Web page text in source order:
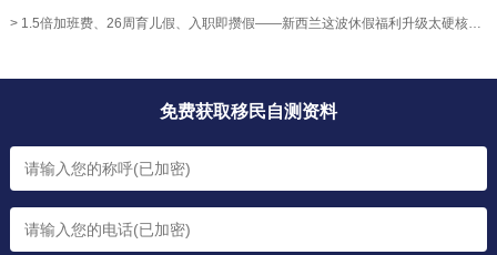
> 1.5倍加班费、26周育儿假、入职即攒假——新西兰这波休假福利升级太硬核！【奥烨移民资讯】
免费获取移民自测资料